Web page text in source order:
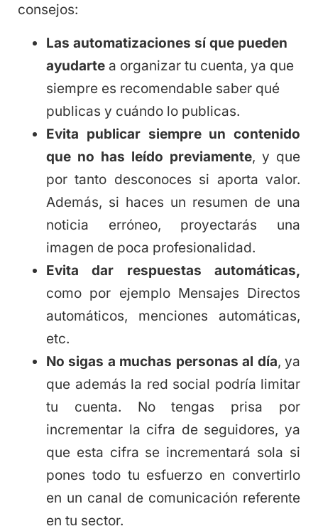
consejos:
Las automatizaciones sí que pueden
ayudarte a organizar tu cuenta, ya que
siempre es recomendable saber qué
publicas y cuándo lo publicas.
Evita publicar siempre un contenido
que no has leído previamente, y que
por tanto desconoces si aporta valor.
Además, si haces un resumen de una
noticia erróneo, proyectarás una
imagen de poca profesionalidad.
Evita dar respuestas automáticas,
como por ejemplo Mensajes Directos
automáticos, menciones automáticas,
etc.
No sigas a muchas personas al día, ya
que además la red social podría limitar
tu cuenta. No tengas prisa por
incrementar la cifra de seguidores, ya
que esta cifra se incrementará sola si
pones todo tu esfuerzo en convertirlo
en un canal de comunicación referente
en tu sector.